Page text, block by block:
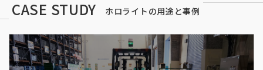
CASE STUDY ホロライトの用途と事例